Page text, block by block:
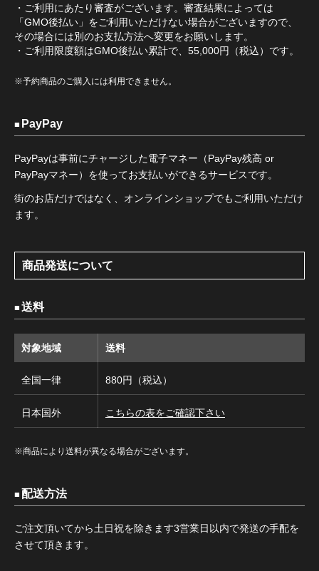
・ご利用にあたり審査がございます。審査結果によっては
「GMO後払い」をご利用いただけない場合がございますので、
その場合には別のお支払方法へ変更をお願いします。
・ご利用限度額はGMO後払い累計で、55,000円（税込）です。
※予約商品のご購入には利用できません。
PayPay
PayPayは事前にチャージした電子マネー（PayPay残高 or
PayPayマネー）を使ってお支払いができるサービスです。
街のお店だけではなく、オンラインショップでもご利用いただけ
ます。
商品発送について
送料
対象地域 送料
全国一律 880円（税込）
日本国外 こちらの表をご確認下さい
※商品により送料が異なる場合がございます。
配送方法
ご注文頂いてから土日祝を除きます3営業日以内で発送の手配を
させて頂きます。